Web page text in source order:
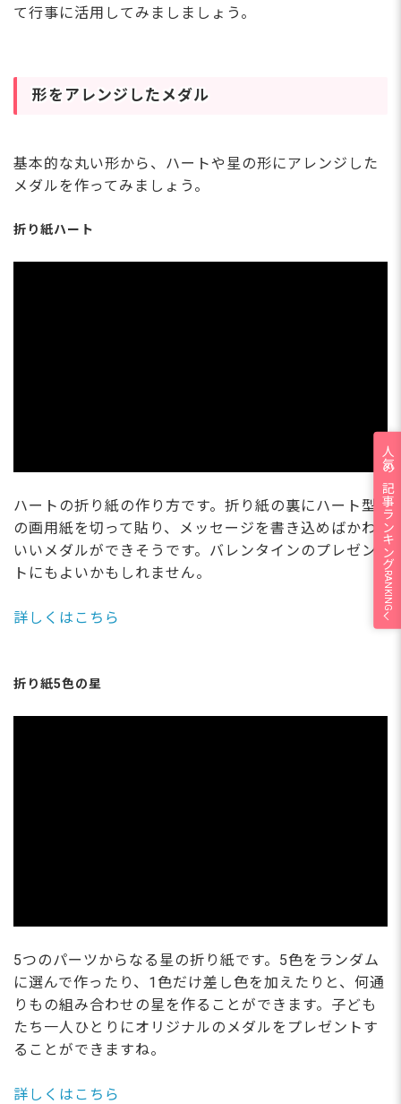
て行事に活用してみましましょう。
形をアレンジしたメダル
基本的な丸い形から、ハートや星の形にアレンジした
メダルを作ってみましょう。
折り紙ハート
ハートの折り紙の作り方です。折り紙の裏にハート型
の画用紙を切って貼り、メッセージを書き込めばかわ
いいメダルができそうです。バレンタインのプレゼン
トにもよいかもしれません。
詳しくはこちら
折り紙5色の星
5つのパーツからなる星の折り紙です。5色をランダム
に選んで作ったり、1色だけ差し色を加えたりと、何通
りもの組み合わせの星を作ることができます。子ども
たち一人ひとりにオリジナルのメダルをプレゼントす
ることができますね。
詳しくはこちら
人気の記事ランキング
RANKING